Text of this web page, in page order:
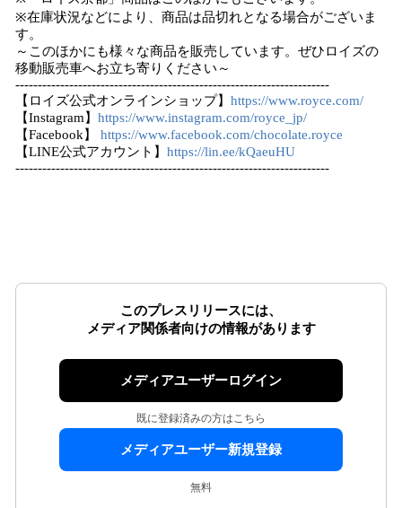
※在庫状況などにより、商品は品切れとなる場合がございま
す。
～このほかにも様々な商品を販売しています。ぜひロイズの
移動販売車へお立ち寄りください～
----------------------------------------------------------------------
【ロイズ公式オンラインショップ】 https://www.royce.com/
【Instagram】 https://www.instagram.com/royce_jp/
【Facebook】 https://www.facebook.com/chocolate.royce
【LINE公式アカウント】 https://lin.ee/kQaeuHU
----------------------------------------------------------------------
このプレスリリースには、
メディア関係者向けの情報があります
メディアユーザーログイン
既に登録済みの方はこちら
メディアユーザー新規登録
無料